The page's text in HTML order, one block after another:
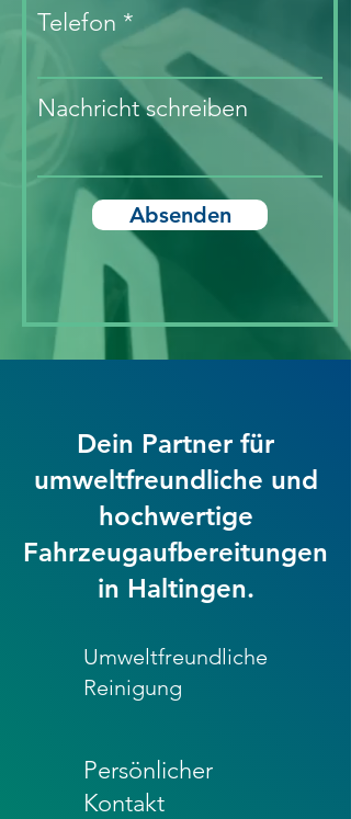
Telefon
Nachricht schreiben
Absenden
Dein Partner für
umweltfreundliche und
hochwertige
Fahrzeugaufbereitungen
in Haltingen.
Umweltfreundliche
Reinigung
Persönlicher
Kontakt